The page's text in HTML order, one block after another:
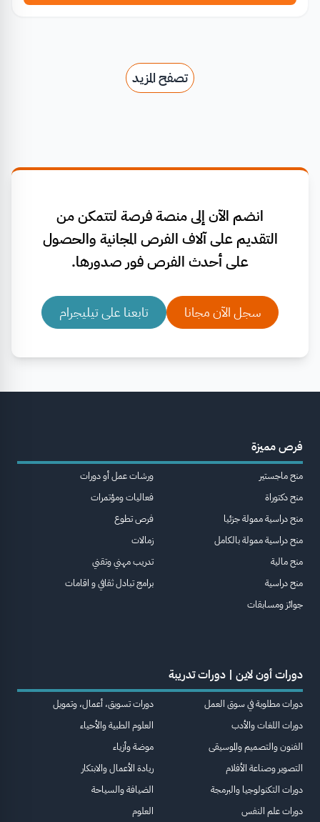
تصفح المزيد
انضم الآن إلى منصة فرصة لتتمكن من
التقديم على آلاف الفرص المجانية والحصول
على أحدث الفرص فور صدورها.
سجل الآن مجانا تابعنا على تيليجرام
فرص مميزة
منح ماجستير
منح دكتوراة
منح دراسية ممولة جزئيا
منح دراسية ممولة بالكامل
منح مالية
منح دراسية
جوائز ومسابقات
ورشات عمل أو دورات
فعاليات ومؤتمرات
فرص تطوع
زمالات
تدريب مهني وتقني
برامج تبادل ثقافي و اقامات
دورات أون لاين | دورات تدريبة
دورات مطلوبة في سوق العمل
دورات اللغات والأدب
الفنون والتصميم والموسيقى
التصوير وصناعة الأفلام
دورات التكنولوجيا والبرمجة
دورات علم النفس
دورات تسويق، أعمال، وتمويل
العلوم الطبية والأحياء
موضة وأزياء
ريادة الأعمال والابتكار
الضيافة والسياحة
العلوم